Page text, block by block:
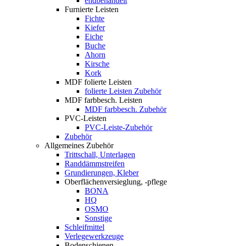
Furnierte Leisten
Fichte
Kiefer
Eiche
Buche
Ahorn
Kirsche
Kork
MDF folierte Leisten
folierte Leisten Zubehör
MDF farbbesch. Leisten
MDF farbbesch. Zubehör
PVC-Leisten
PVC-Leiste-Zubehör
Zubehör
Allgemeines Zubehör
Trittschall, Unterlagen
Randdämmstreifen
Grundierungen, Kleber
Oberflächenversieglung, -pflege
BONA
HQ
OSMO
Sonstige
Schleifmittel
Verlegewerkzeuge